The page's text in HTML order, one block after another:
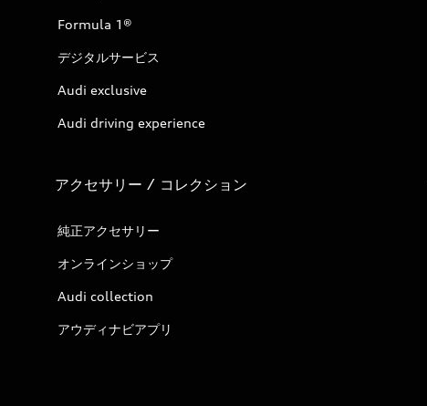
Formula 1®
デジタルサービス
Audi exclusive
Audi driving experience
アクセサリー / コレクション
純正アクセサリー
オンラインショップ
Audi collection
アウディナビアプリ